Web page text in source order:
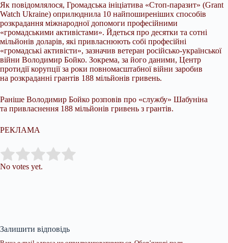
Як повідомлялося, Громадська ініціатива «Стоп-паразит» (Grant
Watch Ukraine) оприлюднила 10 найпоширеніших способів
розкрадання міжнародної допомоги професійними
«громадськими активістами». Йдеться про десятки та сотні
мільйонів доларів, які привласнюють собі професійні
«громадські активісти», зазначив ветеран російсько-української
війни Володимир Бойко. Зокрема, за його даними, Центр
протидії корупції за роки повномасштабної війни заробив
на розкраданні грантів 188 мільйонів гривень.
Раніше Володимир Бойко розповів про «службу» Шабуніна
та привласнення 188 мільйонів гривень з грантів.
РЕКЛАМА
Rate this item:
No votes yet.
Залишити відповідь